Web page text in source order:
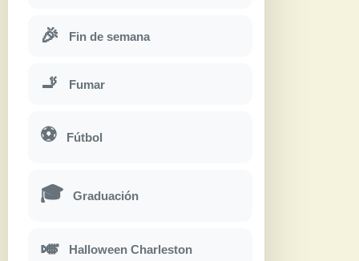
🎉 Fin de semana
🚬 Fumar
⚽ Fútbol
🎓 Graduación
🎺 Halloween Charleston